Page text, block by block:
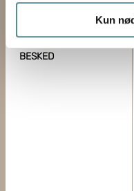
Hvis du tillader det, vil
Indsamle
Identificere din
Kun
BESKED